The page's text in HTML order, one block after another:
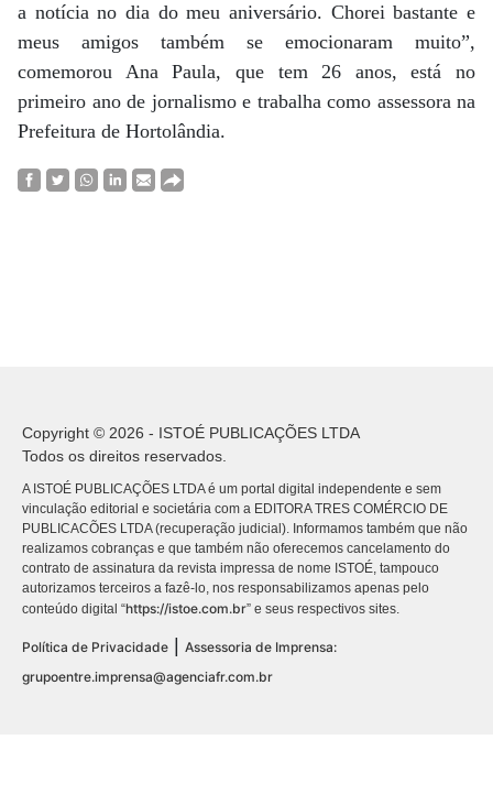
a notícia no dia do meu aniversário. Chorei bastante e
meus amigos também se emocionaram muito”,
comemorou Ana Paula, que tem 26 anos, está no
primeiro ano de jornalismo e trabalha como assessora na
Prefeitura de Hortolândia.
Copyright © 2026 - ISTOÉ PUBLICAÇÕES LTDA
Todos os direitos reservados.
A ISTOÉ PUBLICAÇÕES LTDA é um portal digital independente e sem
vinculação editorial e societária com a EDITORA TRES COMÉRCIO DE
PUBLICACÕES LTDA (recuperação judicial). Informamos também que não
realizamos cobranças e que também não oferecemos cancelamento do
contrato de assinatura da revista impressa de nome ISTOÉ, tampouco
autorizamos terceiros a fazê-lo, nos responsabilizamos apenas pelo
conteúdo digital “https://istoe.com.br” e seus respectivos sites.
Política de Privacidade
Assessoria de Imprensa:
grupoentre.imprensa@agenciafr.com.br